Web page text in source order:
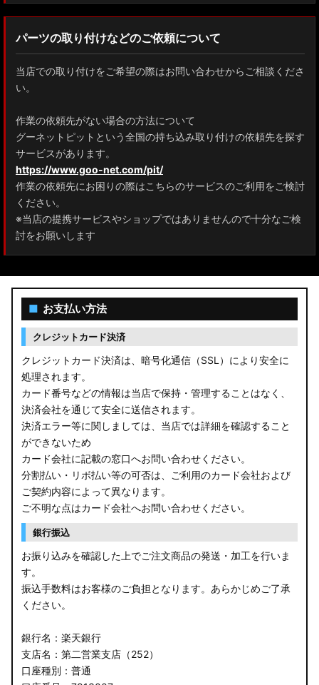
ACR50 エスティマ
ZWR90W/ZWR95W/MZRA90W/MZRA95W ノア/ヴォクシー
ZRR80 ノア/ヴォクシー
NHP17/NSP17NCP17 シエンタ
M900A/M910A ルーミー
A200A/A210A ライズ
E52 エルグランド
T32 エクストレイル
C28 セレナ
B21A デイズルークス
E13 ノート
E12 ノート
B44A/B45A B47A/B48A ルークス ハイウェイスター
JF3/4 N-BOX カスタム
JH3/4 N-WGN
JH1/2 N-WGN
RT5/6 RW1/2 CR-V
RU3/4 ヴェゼル
パーツの取り付けなどのご依頼について
当店での取り付けをご希望の際はお問い合わせからご相談くださ
い。
作業の依頼先がない場合の方法について
グーネットピットという全国の持ち込み取り付けの依頼先を探す
サービスがあります。
https://www.goo-net.com/pit/
作業の依頼先にお困りの際はこちらのサービスのご利用をご検討
ください。
※当店の提携サービスやショップではありませんので十分なご検
討をお願いします
■ お支払い方法
クレジットカード決済
クレジットカード決済は、暗号化通信（SSL）により安全に
処理されます。
カード番号などの情報は当店で保持・管理することはなく、
決済会社を通じて安全に送信されます。
決済エラー等に関しましては、当店では詳細を確認すること
ができないため
カード会社に記載の窓口へお問い合わせください。
分割払い・リボ払い等の可否は、ご利用のカード会社および
ご契約内容によって異なります。
ご不明な点はカード会社へお問い合わせください。
銀行振込
お振り込みを確認した上でご注文商品の発送・加工を行いま
す。
振込手数料はお客様のご負担となります。あらかじめご了承
ください。
銀行名：楽天銀行
支店名：第二営業支店（252）
口座種別：普通